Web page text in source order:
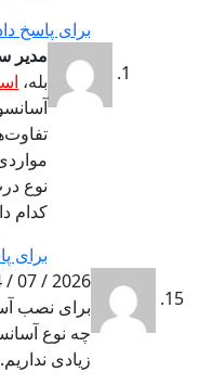
برای پاسخ
مدیر
بله،
نوع
کدام
برای
/ 07 / 2026
برای نصب
چه نوع
زیادی نداریم.